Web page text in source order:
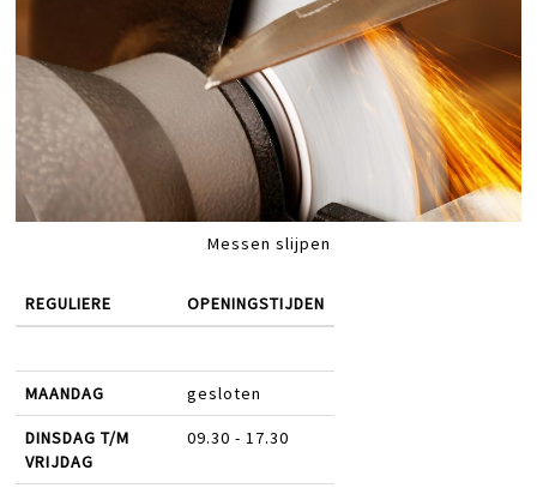
Messen slijpen
REGULIERE OPENINGSTIJDEN
MAANDAG gesloten
DINSDAG T/M
VRIJDAG
09.30 - 17.30